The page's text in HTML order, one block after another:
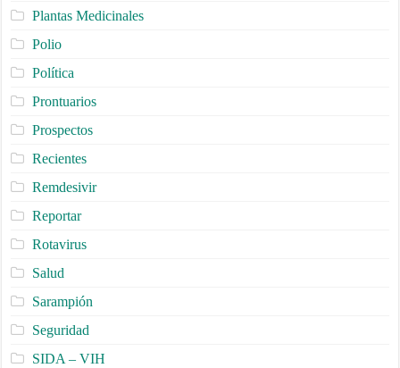
Plantas Medicinales
Polio
Política
Prontuarios
Prospectos
Recientes
Remdesivir
Reportar
Rotavirus
Salud
Sarampión
Seguridad
SIDA – VIH